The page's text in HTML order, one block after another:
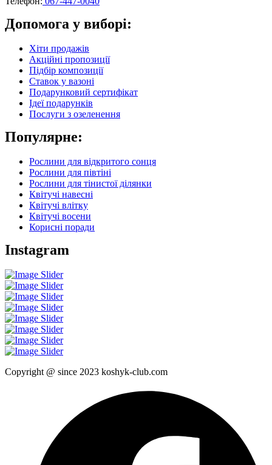
Допомога у виборі:
Хіти продажів
Акційні пропозиції
Підбір композиції
Ставок у вазоні
Подарунковий сертифікат
Ідеї подарунків
Послуги з озеленення
Популярне:
Рослини для відкритого сонця
Рослини для півтіні
Рослини для тінистої ділянки
Квітучі навесні
Квітучі влітку
Квітучі восени
Корисні поради
Instagram
Copyright @ since 2023 koshyk-club.com